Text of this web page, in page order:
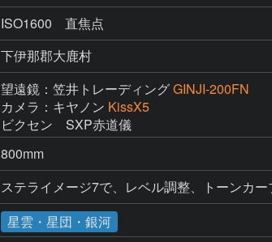
ISO1600 直焦点
下伊那郡大鹿村
望遠鏡：笠井トレーディングGINJI-200FN
カメラ：キヤノン KissX5
ビクセン　SXP赤道儀
800mm
ステライメージ7で、レベル調整、トーンカ
星雲・星団・銀河